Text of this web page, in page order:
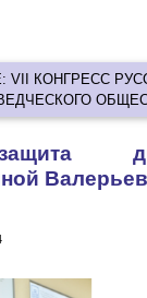
VII КОНГРЕСС